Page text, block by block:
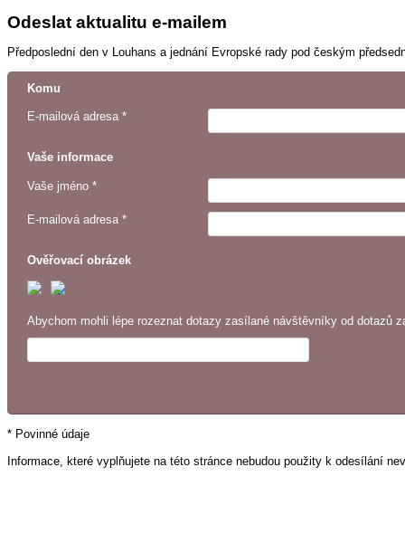
Odeslat aktualitu e-mailem
Předposlední den v Louhans a jednání Evropské rady pod českým
Komu
E-mailová adresa *
Vaše informace
Vaše jméno *
E-mailová adresa *
Ověřovací obrázek
Abychom mohli lépe rozeznat dotazy zasílané návštěvníky od dotazů
* Povinné údaje
Informace, které vyplňujete na této stránce nebudou použity k odesílání